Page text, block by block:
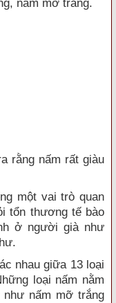
nấm mỡ trắng.
rằng nấm rất giàu
một vai trò quan
tổn thương tế bào
ở người già như
nhau giữa 13 loại
loại nấm nằm
nấm mỡ trắng